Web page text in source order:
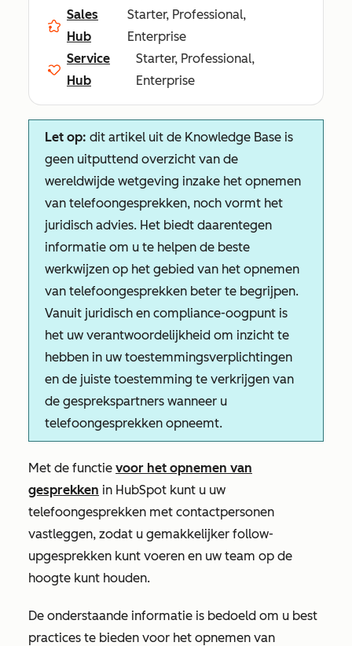
Sales
Hub
Starter, Professional,
Enterprise
Service
Hub
Starter, Professional,
Enterprise
Let op: dit artikel uit de Knowledge Base is
geen uitputtend overzicht van de
wereldwijde wetgeving inzake het opnemen
van telefoongesprekken, noch vormt het
juridisch advies. Het biedt daarentegen
informatie om u te helpen de beste
werkwijzen op het gebied van het opnemen
van telefoongesprekken beter te begrijpen.
Vanuit juridisch en compliance-oogpunt is
het uw verantwoordelijkheid om inzicht te
hebben in uw toestemmingsverplichtingen
en de juiste toestemming te verkrijgen van
de gesprekspartners wanneer u
telefoongesprekken opneemt.
Met de functie voor het opnemen van
gesprekken in HubSpot kunt u uw
telefoongesprekken met contactpersonen
vastleggen, zodat u gemakkelijker follow-
upgesprekken kunt voeren en uw team op de
hoogte kunt houden.
De onderstaande informatie is bedoeld om u best
practices te bieden voor het opnemen van